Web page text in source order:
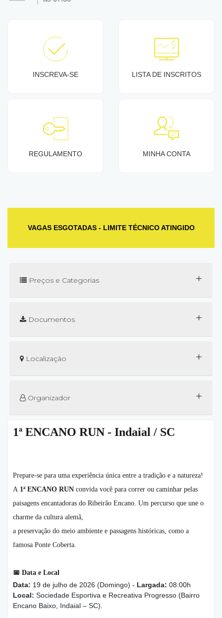
INSCREVA-SE LISTA DE INSCRITOS
REGULAMENTO MINHA CONTA
VAGAS ESGOTADAS - LIMITE TÉCNICO ATINGIDO
Preços e Categorias +
Documentos +
Localização +
Organizador +
1ª ENCANO RUN - Indaial / SC
Prepare-se para uma experiência única entre a tradição e a natureza!
A 1ª ENCANO RUN convida você para correr ou caminhar pelas
paisagens encantadoras do Ribeirão Encano. Um percurso que une o
charme da cultura alemã,
a preservação do meio ambiente e passagens históricas, como a
famosa Ponte Coberta.
📅 Data e Local
Data: 19 de julho de 2026 (Domingo) - Largada: 08:00h
Local: Sociedade Esportiva e Recreativa Progresso (Bairro
Encano Baixo, Indaial – SC).